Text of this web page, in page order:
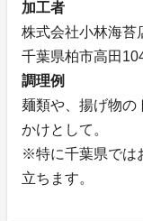
加工者
株式会社小林海苔
千葉県柏市高田
調理例
麺類や、揚げ物の
かけとして。
※特に千葉県では
立ちます。